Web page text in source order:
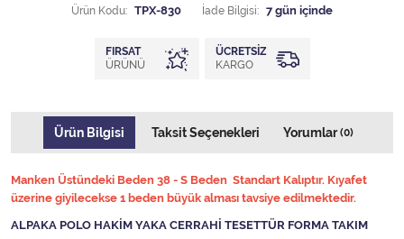
Ürün Kodu: TPX-830 İade Bilgisi:
FIRSAT
ÜRÜNÜ
ÜCRETSIZ
KARGO
Ürün Bilgisi Taksit Seçenekleri Yorumlar(0)
Manken Üstündeki Beden 38 - S Beden Standart Kalıptır. Kıyafet
üzerine giyilecekse 1 beden büyük alması tavsiye edilmektedir.
ALPAKA POLO HAKİM YAKA CERRAHİ TESETTÜR FORMA TAKIM